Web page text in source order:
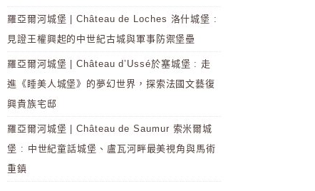
羅亞爾河城堡 | Château de Loches 洛什城堡 :
見證王權興起的中世紀古城與軍事防禦堡壘
羅亞爾河城堡 | Château d’Ussé於塞城堡 : 走
進《睡美人城堡》的夢幻世界，探索法國文藝復
興貴族宅邸
羅亞爾河城堡 | Château de Saumur 索米爾城
堡 : 中世紀童話城堡、盧瓦河畔最美視角與馬術
重鎮